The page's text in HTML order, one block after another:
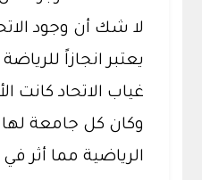
لا شك أن وجود
يعتبر انجازاً
غياب الاتحاد كانت
وكان كل جامعة
الرياضية مما أثر